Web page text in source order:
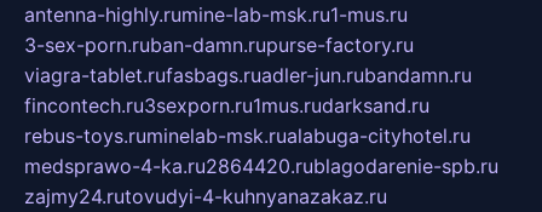
antenna-highly.rumine-lab-msk.ru1-mus.ru
3-sex-porn.ruban-damn.rupurse-factory.ru
viagra-tablet.rufasbags.ruadler-jun.rubandamn.ru
fincontech.ru3sexporn.ru1mus.rudarksand.ru
rebus-toys.ruminelab-msk.rualabuga-cityhotel.ru
medsprawo-4-ka.ru2864420.rublagodarenie-spb.ru
zajmy24.rutovudyi-4-kuhnyanazakaz.ru